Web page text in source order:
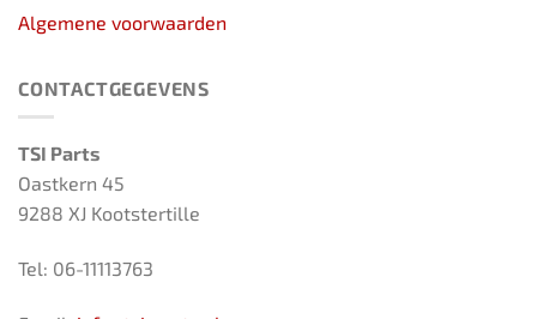
Algemene voorwaarden
CONTACTGEGEVENS
TSI Parts
Oastkern 45
9288 XJ Kootstertille
Tel: 06-11113763